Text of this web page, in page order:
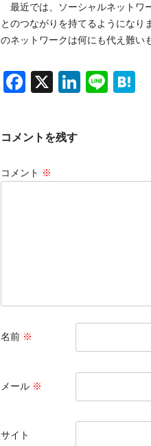
最近では、ソーシャルネットワ
とのつながりを持てるようになり
のネットワークは何にも代え難い
F
e
b
X
Li
Li
コメントを残す
コメント ※
名前 ※
メール ※
サイト